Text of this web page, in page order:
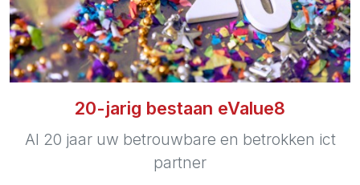
20-jarig bestaan eValue8
Al 20 jaar uw betrouwbare en betrokken ict
partner